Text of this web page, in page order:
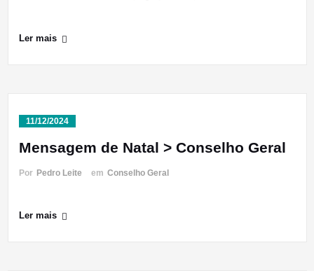
Ler mais
11/12/2024
Mensagem de Natal > Conselho Geral
Por Pedro Leite em Conselho Geral
Ler mais